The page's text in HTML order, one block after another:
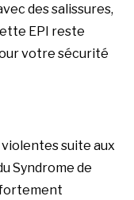
des salissures,
EPI reste
votre sécurité
suite aux
Syndrome de
fortement